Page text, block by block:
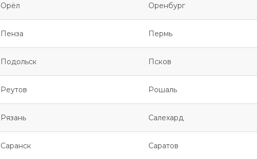
Орёл Оренбург
Пенза Пермь
Подольск Псков
Реутов Рошаль
Рязань Салехард
Саранск Саратов